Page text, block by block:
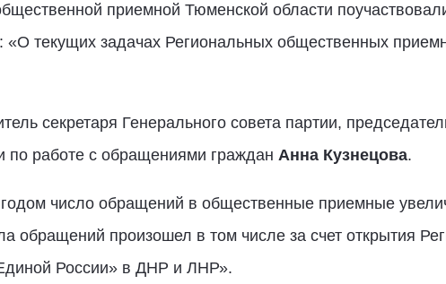
приемной Тюменской области
«О текущих задачах Региональных общественных
секретаря Генерального совета партии,
по работе с обращениями граждан Анна Кузнецова.
число обращений в общественные приемные
обращений произошел в том числе за счет открытия
России» в ДНР и ЛНР».